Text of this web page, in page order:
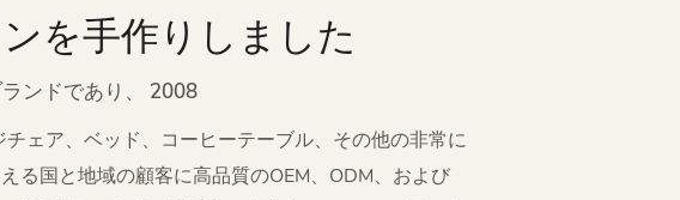
を手作りしました
ンドであり、 2008
ェア、ベッド、コーヒーテーブル、その他の非常に
る国と地域の顧客に高品質のOEM、ODM、および